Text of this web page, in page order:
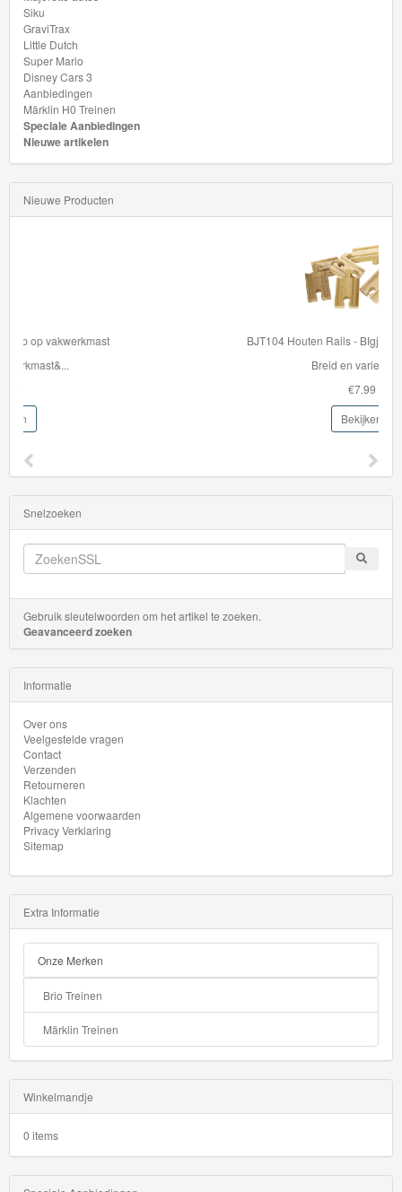
Siku
GraviTrax
Little Dutch
Super Mario
Disney Cars 3
Aanbiedingen
Märklin H0 Treinen
Speciale Aanbiedingen
Nieuwe artikelen
Nieuwe Producten
BJT104 Houten Rails - BIgjigs Mini rails 8 stuks
Snelzoeken
Gebruik sleutelwoorden om het artikel te zoeken.
Geavanceerd zoeken
Informatie
Over ons
Veelgestelde vragen
Contact
Verzenden
Retourneren
Klachten
Algemene voorwaarden
Privacy Verklaring
Sitemap
Extra Informatie
Onze Merken
Brio Treinen
Märklin Treinen
Winkelmandje
0 items